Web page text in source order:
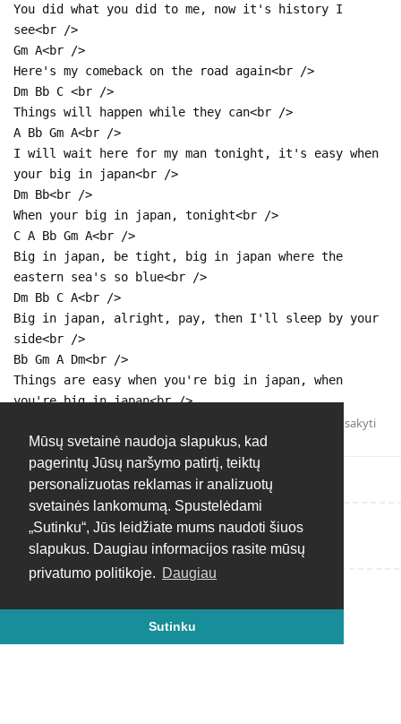
Mūsų svetainė naudoja slapukus, kad
pagerintų Jūsų naršymo patirtį, teiktų
personalizuotas reklamas ir analizuotų
svetainės lankomumą. Spustelėdami
„Sutinku“, Jūs leidžiate mums naudoti šiuos
slapukus. Daugiau informacijos rasite mūsų
privatumo politikoje. Daugiau
Sutinku
You did what you did to me, now it's history I
see<br />
Gm A<br />
Here's my comeback on the road again<br />
Dm Bb C <br />
Things will happen while they can<br />
A Bb Gm A<br />
I will wait here for my man tonight, it's easy when
your big in japan<br />
Dm Bb<br />
When your big in japan, tonight<br />
C A Bb Gm A<br />
Big in japan, be tight, big in japan where the
eastern sea's so blue<br />
Dm Bb C A<br />
Big in japan, alright, pay, then I'll sleep by your
side<br />
Bb Gm A Dm<br />
Things are easy when you're big in japan, when
you're big in japan<br />
Atsakyti
Rašyti atsakymą...